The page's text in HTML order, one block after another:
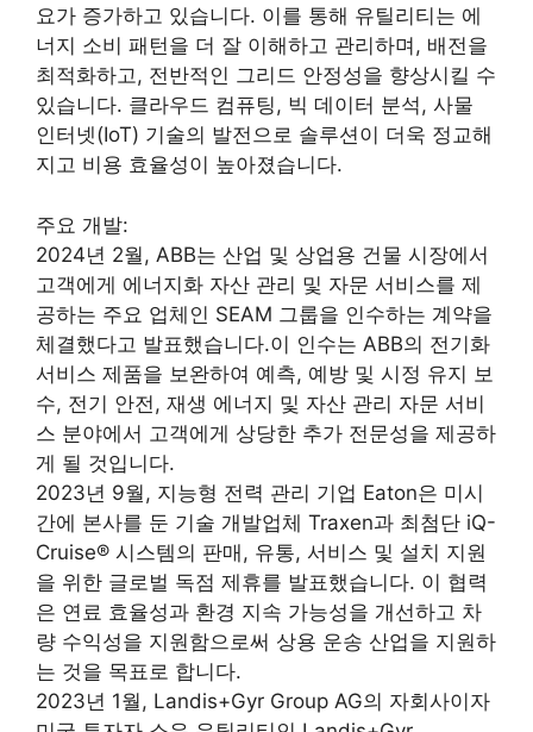
요가 증가하고 있습니다. 이를 통해 유틸리티는 에
너지 소비 패턴을 더 잘 이해하고 관리하며, 배전을
최적화하고, 전반적인 그리드 안정성을 향상시킬 수
있습니다. 클라우드 컴퓨팅, 빅 데이터 분석, 사물
인터넷(IoT) 기술의 발전으로 솔루션이 더욱 정교해
지고 비용 효율성이 높아졌습니다.
주요 개발:
2024년 2월, ABB는 산업 및 상업용 건물 시장에서
고객에게 에너지화 자산 관리 및 자문 서비스를 제
공하는 주요 업체인 SEAM 그룹을 인수하는 계약을
체결했다고 발표했습니다.이 인수는 ABB의 전기화
서비스 제품을 보완하여 예측, 예방 및 시정 유지 보
수, 전기 안전, 재생 에너지 및 자산 관리 자문 서비
스 분야에서 고객에게 상당한 추가 전문성을 제공하
게 될 것입니다.
2023년 9월, 지능형 전력 관리 기업 Eaton은 미시
간에 본사를 둔 기술 개발업체 Traxen과 최첨단 iQ-
Cruise® 시스템의 판매, 유통, 서비스 및 설치 지원
을 위한 글로벌 독점 제휴를 발표했습니다. 이 협력
은 연료 효율성과 환경 지속 가능성을 개선하고 차
량 수익성을 지원함으로써 상용 운송 산업을 지원하
는 것을 목표로 합니다.
2023년 1월, Landis+Gyr Group AG의 자회사이자